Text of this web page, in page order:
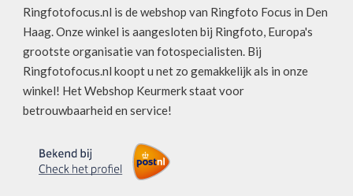
Ringfotofocus.nl is de webshop van Ringfoto Focus in Den
Haag. Onze winkel is aangesloten bij Ringfoto, Europa's
grootste organisatie van fotospecialisten. Bij
Ringfotofocus.nl koopt u net zo gemakkelijk als in onze
winkel! Het Webshop Keurmerk staat voor
betrouwbaarheid en service!